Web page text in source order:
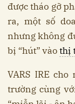
được tháo gỡ
ra, một số
nhưng không
bị “hút” vàothị
VARS IRE
trường cùng